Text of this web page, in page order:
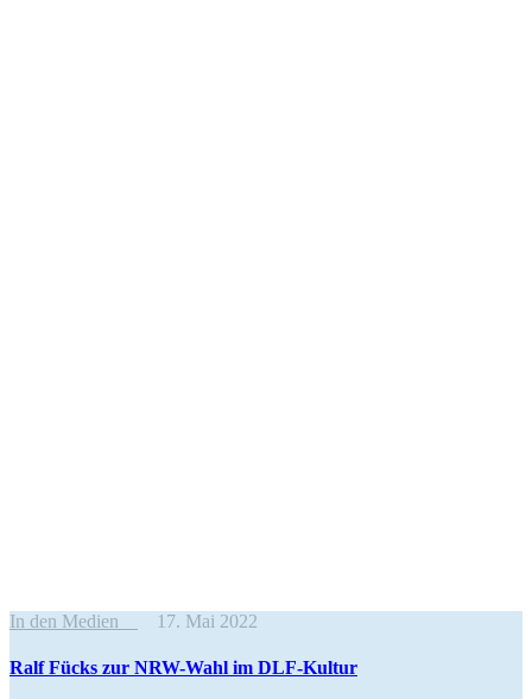
In den Medien 17. Mai 2022
Ralf Fücks zur NRW-Wahl im DLF-Kultur